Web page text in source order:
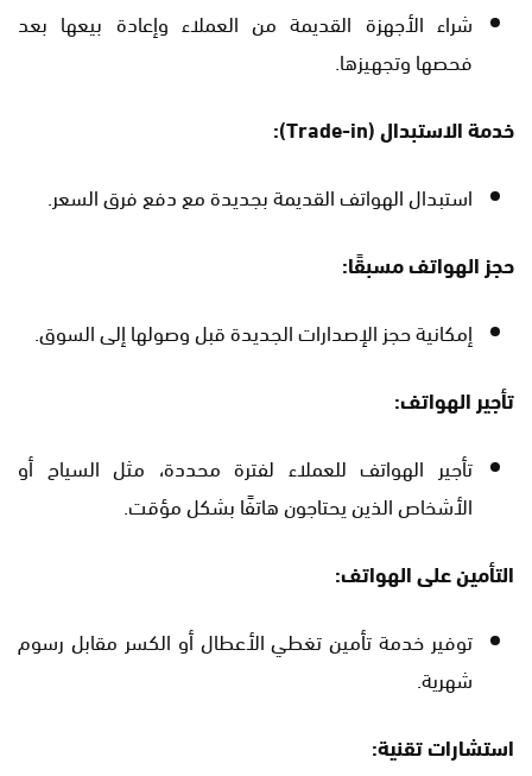
شراء الأجهزة القديمة من العملاء وإعادة بيعها بعد
فحصها وتجهيزها.
خدمة الاستبدال (Trade-in):
استبدال الهواتف القديمة بجديدة مع دفع فرق السعر.
حجز الهواتف مسبقًا:
إمكانية حجز الإصدارات الجديدة قبل وصولها إلى السوق.
تأجير الهواتف:
تأجير الهواتف للعملاء لفترة محددة، مثل السياح أو
الأشخاص الذين يحتاجون هاتفًا بشكل مؤقت.
التأمين على الهواتف:
توفير خدمة تأمين تغطي الأعطال أو الكسر مقابل رسوم
شهرية.
استشارات تقنية: